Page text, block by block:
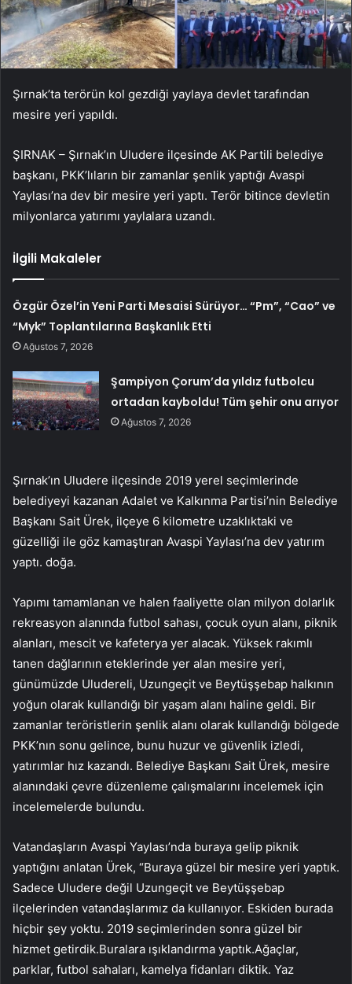
Şırnak’ta terörün kol gezdiği yaylaya devlet tarafından
mesire yeri yapıldı.
ŞIRNAK – Şırnak’ın Uludere ilçesinde AK Partili belediye
başkanı, PKK’lıların bir zamanlar şenlik yaptığı Avaspi
Yaylası’na dev bir mesire yeri yaptı. Terör bitince devletin
milyonlarca yatırımı yaylalara uzandı.
İlgili Makaleler
Özgür Özel’in Yeni Parti Mesaisi Sürüyor… “Pm”, “Cao” ve
“Myk” Toplantılarına Başkanlık Etti
Ağustos 7, 2026
Şampiyon Çorum’da yıldız futbolcu
ortadan kayboldu! Tüm şehir onu arıyor
Ağustos 7, 2026
Şırnak’ın Uludere ilçesinde 2019 yerel seçimlerinde
belediyeyi kazanan Adalet ve Kalkınma Partisi’nin Belediye
Başkanı Sait Ürek, ilçeye 6 kilometre uzaklıktaki ve
güzelliği ile göz kamaştıran Avaspi Yaylası’na dev yatırım
yaptı. doğa.
Yapımı tamamlanan ve halen faaliyette olan milyon dolarlık
rekreasyon alanında futbol sahası, çocuk oyun alanı, piknik
alanları, mescit ve kafeterya yer alacak. Yüksek rakımlı
tanen dağlarının eteklerinde yer alan mesire yeri,
günümüzde Uludereli, Uzungeçit ve Beytüşşebap halkının
yoğun olarak kullandığı bir yaşam alanı haline geldi. Bir
zamanlar teröristlerin şenlik alanı olarak kullandığı bölgede
PKK’nın sonu gelince, bunu huzur ve güvenlik izledi,
yatırımlar hız kazandı. Belediye Başkanı Sait Ürek, mesire
alanındaki çevre düzenleme çalışmalarını incelemek için
incelemelerde bulundu.
Vatandaşların Avaspi Yaylası’nda buraya gelip piknik
yaptığını anlatan Ürek, “Buraya güzel bir mesire yeri yaptık.
Sadece Uludere değil Uzungeçit ve Beytüşşebap
ilçelerinden vatandaşlarımız da kullanıyor. Eskiden burada
hiçbir şey yoktu. 2019 seçimlerinden sonra güzel bir
hizmet getirdik.Buralara ışıklandırma yaptık.Ağaçlar,
parklar, futbol sahaları, kamelya fidanları diktik. Yaz